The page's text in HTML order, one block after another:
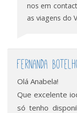
nos em
as viagens do
Fernanda
Olá Anabela!
Que excelente
só tenho